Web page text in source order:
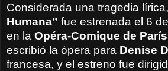
Considerada una tragedia lírica,
Humana” fue estrenada el 6
en la Opéra-Comique de París
escribió la ópera para Denise
francesa, y el estreno fue